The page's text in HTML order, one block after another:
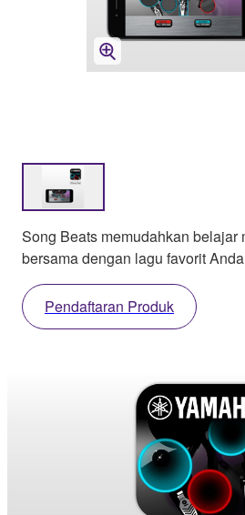
Song Beats memudahkan belajar
bersama dengan lagu favorit
Pendaftaran Produk